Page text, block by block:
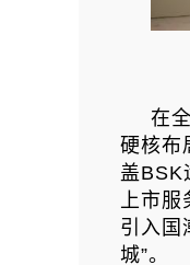
在
硬核布
盖BSK
上市服
引入国
城”。